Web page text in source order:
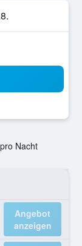
Nacht
Angebot
anzeigen